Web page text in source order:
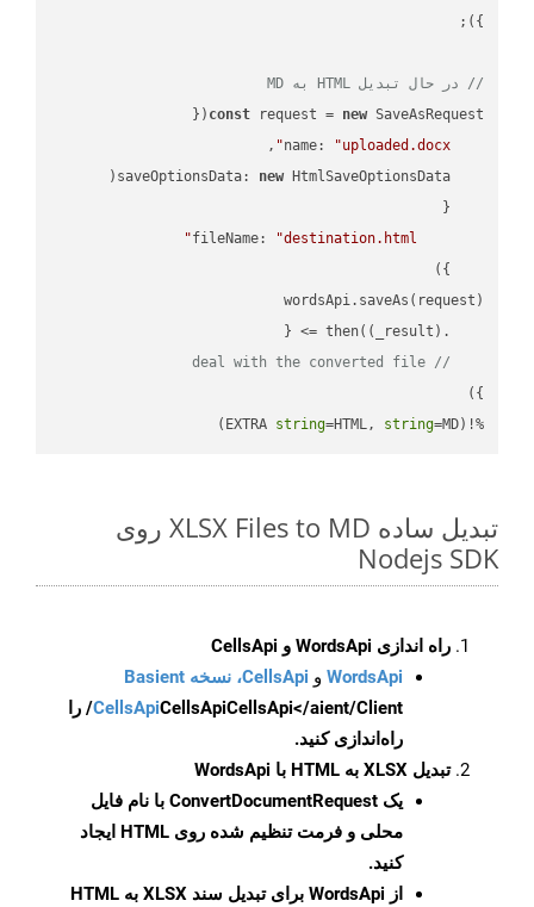
// در حال تبدیل HTML به MD
const request = new
name: "uploaded.docx"
saveOptionsData: new
fileName:
"destination.html"
    .then(
( _result ) =>
// deal with the converted file
%!(EXTRA
string=HTML, string=MD)
تبدیل ساده XLSX Files to MD روی
Nodejs SDK
راه اندازی WordsApi و CellsApi
WordsApi و CellsApi، نسخه Basient
CellsApiCellsApi
CellsApi</aient/Client/ را
راه‌اندازی کنید.
تبدیل XLSX به HTML با WordsApi
یک ConvertDocumentRequest با نام فایل
محلی و فرمت تنظیم شده روی HTML ایجاد
کنید.
از WordsApi برای تبدیل سند XLSX به HTML